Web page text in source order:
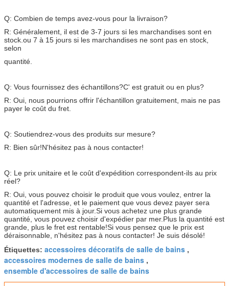
Q: Combien de temps avez-vous pour la livraison?
R: Généralement, il est de 3-7 jours si les marchandises sont en
stock. ou 7 à 15 jours si les marchandises ne sont pas en stock,
selon
quantité.
Q: Vous fournissez des échantillons?C' est gratuit ou en plus?
R: Oui, nous pourrions offrir l'échantillon gratuitement, mais ne pas
payer le coût du fret.
Q: Soutiendrez-vous des produits sur mesure?
R: Bien sûr!N'hésitez pas à nous contacter!
Q: Le prix unitaire et le coût d'expédition correspondent-ils au prix
réel?
R: Oui, vous pouvez choisir le produit que vous voulez, entrer la
quantité et l'adresse, et le paiement que vous devez payer sera
automatiquement mis à jour.Si vous achetez une plus grande
quantité, vous pouvez choisir d'expédier par mer. Plus la quantité est
grande, plus le fret est rentable!Si vous pensez que le prix est
déraisonnable, n'hésitez pas à nous contacter! Je suis désolé!
Étiquettes: accessoires décoratifs de salle de bains ,
accessoires modernes de salle de bains ,
ensemble d'accessoires de salle de bains